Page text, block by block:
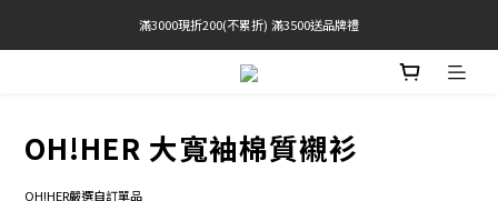
官網限定! 滿千免運(僅限台灣本島)
滿3000現折200(不累折) 滿3500送品牌禮
BRATOP專區買三送一 | 指定專區買一送一
OH!HER 大寬袖棉質襯衫
OH!HER嚴選自訂單品